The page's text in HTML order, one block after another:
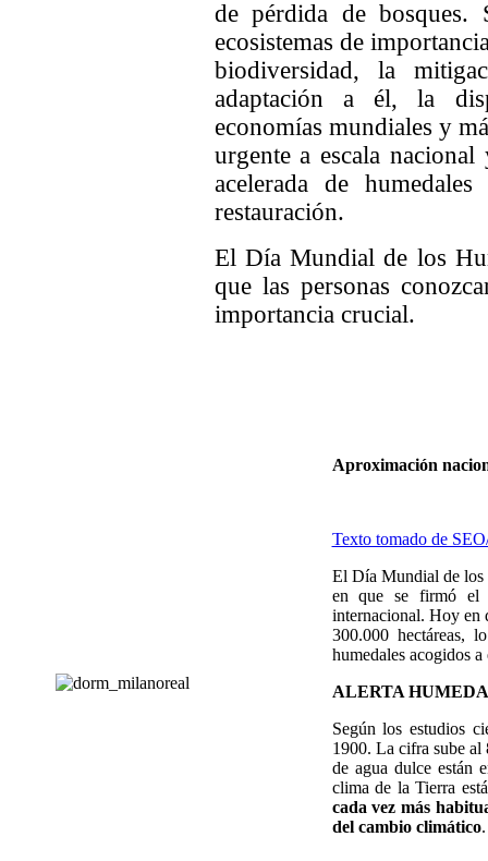
de pérdida de bosques.
ecosistemas de
biodiversidad, la
adaptación a él, la
economías mundiales y
urgente a escala
acelerada de
restauración.
El Día Mundial de los
que las personas
importancia crucial.
Aproximación
Texto tomado de
El Día Mundial de los
en que se firmó el
internacional. Hoy en
300.000 hectáreas,
humedales acogidos
ALERTA
Según los estudios
1900. La cifra sube al
de agua dulce están
clima de la Tierra
cada vez más
del cambio climático.